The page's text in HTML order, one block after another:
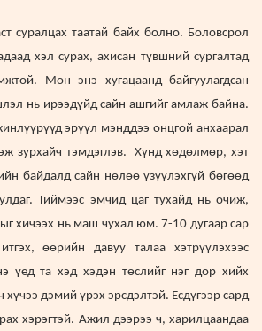
суралцах таатай байх болно. Боловсрол
хэл сурах, ахисан түвшний сургалтад
Мөн энэ хугацаанд байгуулагдсан
нь ирээдүйд сайн ашгийг амлаж байна.
эрүүл мэнддээ онцгой анхаарал
зурхайч тэмдэглэв. Хүнд хөдөлмөр, хэт
байдалд сайн нөлөө үзүүлэхгүй бөгөөд
Тиймээс эмчид цаг тухайд нь очиж,
хичээх нь маш чухал юм. 7-10 дугаар сар
өөрийн давуу талаа хэтрүүлэхээс
үед та хэд хэдэн төслийг нэг дор хийх
хүчээ дэмий үрэх эрсдэлтэй. Есдүгээр сард
хэрэгтэй. Ажил дээрээ ч, харилцаандаа